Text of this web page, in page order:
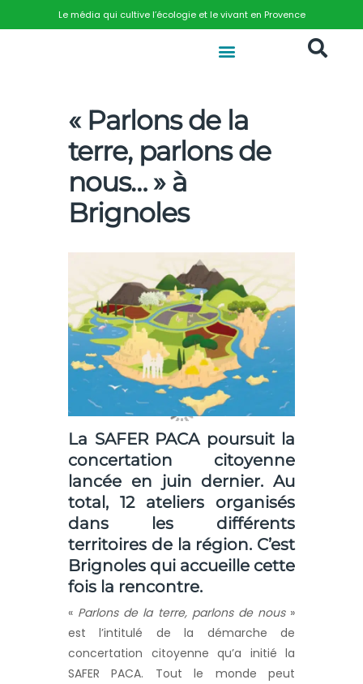
Le média qui cultive l’écologie et le vivant en Provence
« Parlons de la
terre, parlons de
nous… » à
Brignoles
La SAFER PACA poursuit la
concertation citoyenne
lancée en juin dernier. Au
total, 12 ateliers organisés
dans les différents
territoires de la région. C’est
Brignoles qui accueille cette
fois la rencontre.
« Parlons de la terre, parlons de nous»
est l’intitulé de la démarche de
concertation citoyenne qu’a initié la
SAFER PACA. Tout le monde peut